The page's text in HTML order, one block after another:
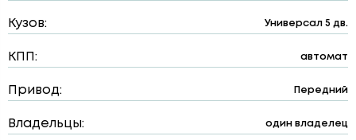
Кузов: Универсал 5 дв.
КПП: автомат
Привод: Передний
Владельцы: один владелец